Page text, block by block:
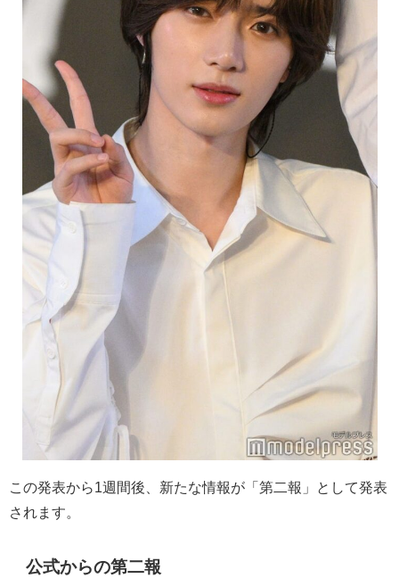
この発表から1週間後、新たな情報が「第二報」として発表
されます。
公式からの第二報